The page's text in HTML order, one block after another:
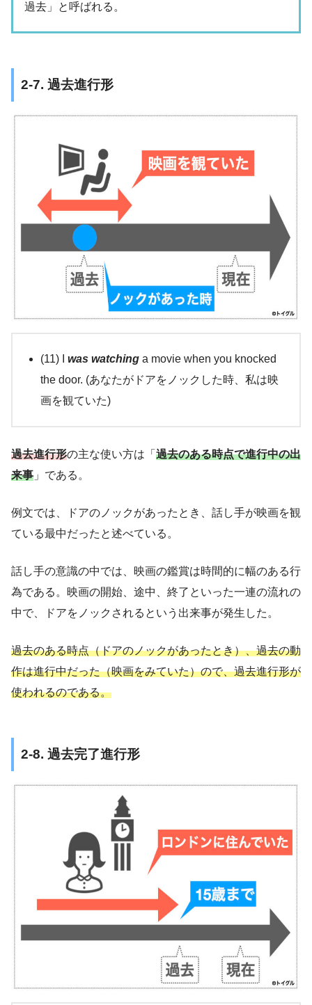
過去」と呼ばれる。
2-7. 過去進行形
(11) I was watching a movie when you knocked
the door. (あなたがドアをノックした時、私は映
画を観ていた)
過去進行形の主な使い方は「 過去のある時点で進行中の出
来事 」である。
例文では、ドアのノックがあったとき、話し手が映画を観
ている最中だったと述べている。
話し手の意識の中では、映画の鑑賞は時間的に幅のある行
為である。映画の開始、途中、終了といった一連の流れの
中で、ドアをノックされるという出来事が発生した。
過去のある時点（ドアのノックがあったとき）、過去の動
作は進行中だった（映画をみていた）ので、過去進行形が
使われるのである。
2-8. 過去完了進行形